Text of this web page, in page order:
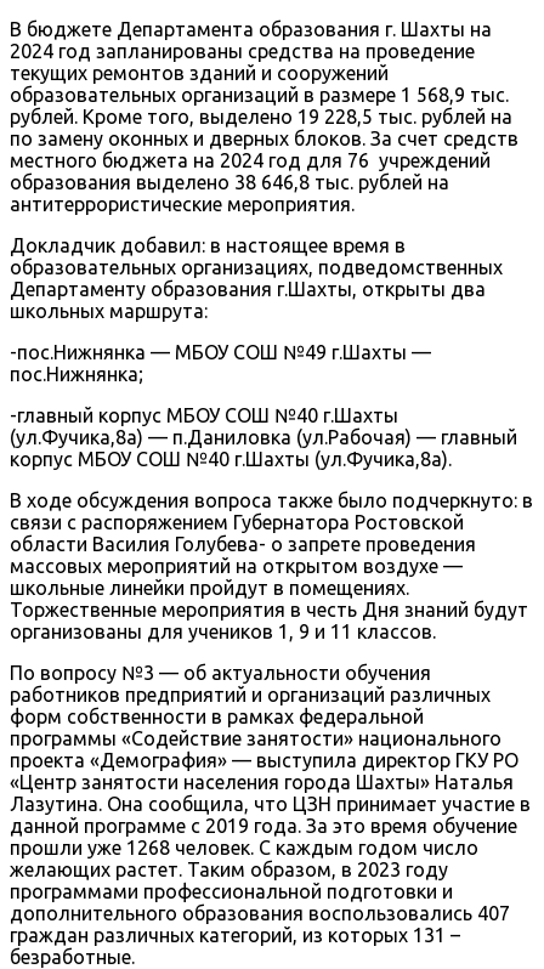
В бюджете Департамента образования г. Шахты на
2024 год запланированы средства на проведение
текущих ремонтов зданий и сооружений
образовательных организаций в размере 1 568,9 тыс.
рублей. Кроме того, выделено 19 228,5 тыс. рублей на
по замену оконных и дверных блоков. За счет средств
местного бюджета на 2024 год для 76 учреждений
образования выделено 38 646,8 тыс. рублей на
антитеррористические мероприятия.
Докладчик добавил: в настоящее время в
образовательных организациях, подведомственных
Департаменту образования г.Шахты, открыты два
школьных маршрута:
-пос.Нижнянка — МБОУ СОШ №49 г.Шахты —
пос.Нижнянка;
-главный корпус МБОУ СОШ №40 г.Шахты
(ул.Фучика,8а) — п.Даниловка (ул.Рабочая) — главный
корпус МБОУ СОШ №40 г.Шахты (ул.Фучика,8а).
В ходе обсуждения вопроса также было подчеркнуто: в
связи с распоряжением Губернатора Ростовской
области Василия Голубева- о запрете проведения
массовых мероприятий на открытом воздухе —
школьные линейки пройдут в помещениях.
Торжественные мероприятия в честь Дня знаний будут
организованы для учеников 1, 9 и 11 классов.
По вопросу №3 — об актуальности обучения
работников предприятий и организаций различных
форм собственности в рамках федеральной
программы «Содействие занятости» национального
проекта «Демография» — выступила директор ГКУ РО
«Центр занятости населения города Шахты» Наталья
Лазутина. Она сообщила, что ЦЗН принимает участие в
данной программе с 2019 года. За это время обучение
прошли уже 1268 человек. С каждым годом число
желающих растет. Таким образом, в 2023 году
программами профессиональной подготовки и
дополнительного образования воспользовались 407
граждан различных категорий, из которых 131 –
безработные.